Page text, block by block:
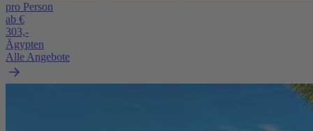
pro Person
ab €
303,-
Ägypten
Alle Angebote